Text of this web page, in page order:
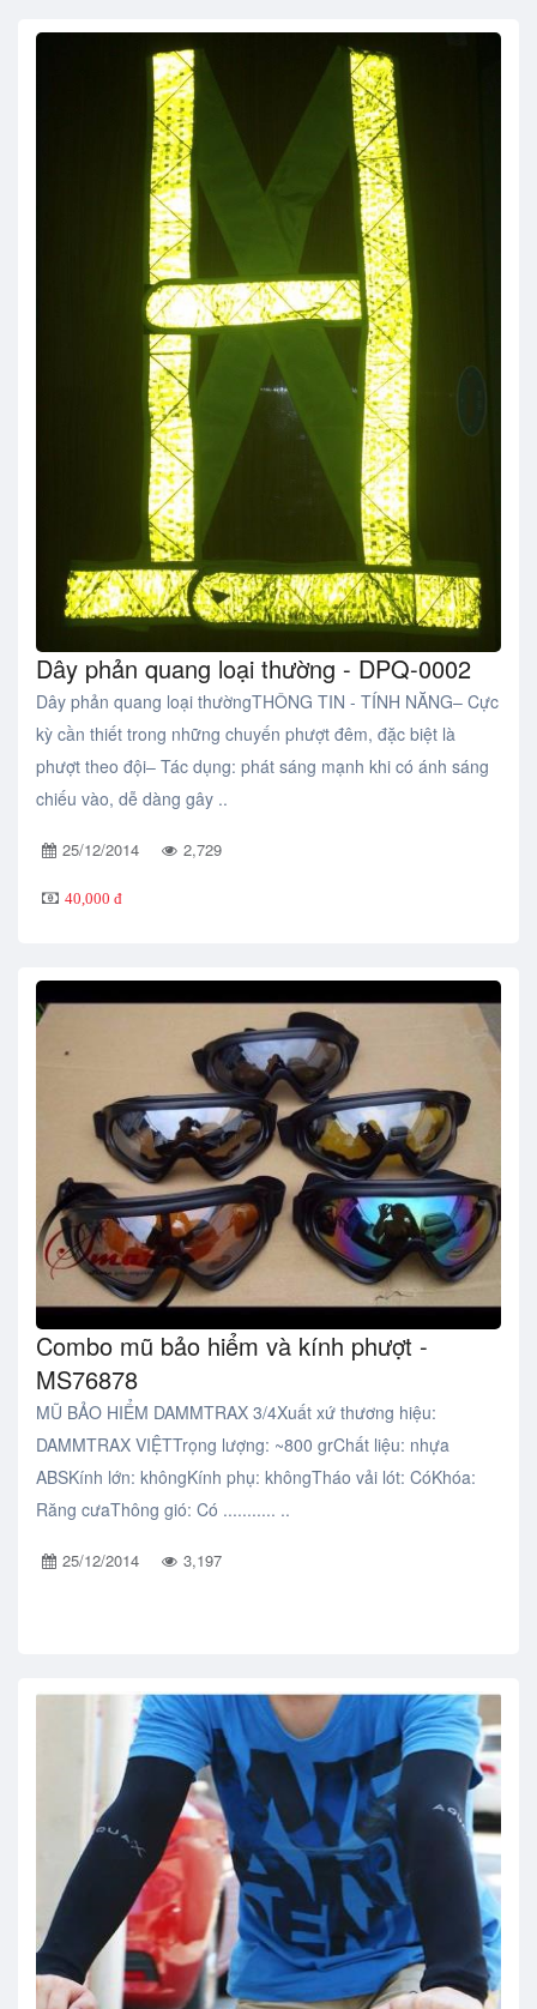
Dây phản quang loại thường - DPQ-0002
Dây phản quang loại thườngTHÔNG TIN - TÍNH NĂNG– Cực
kỳ cần thiết trong những chuyến phượt đêm, đặc biệt là
phượt theo đội– Tác dụng: phát sáng mạnh khi có ánh sáng
chiếu vào, dễ dàng gây ..
25/12/2014 2,729
40,000 đ
Combo mũ bảo hiểm và kính phượt -
MS76878
MŨ BẢO HIỂM DAMMTRAX 3/4Xuất xứ thương hiệu:
DAMMTRAX VIỆTTrọng lượng: ~800 grChất liệu: nhựa
ABSKính lớn: khôngKính phụ: khôngTháo vải lót: CóKhóa:
Răng cưaThông gió: Có ........... ..
25/12/2014 3,197